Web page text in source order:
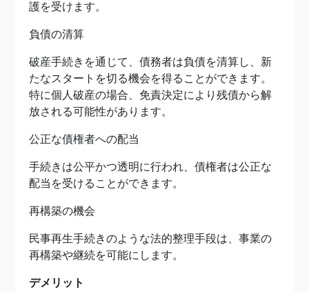
護を受けます。
負債の清算
破産手続きを通じて、債務者は負債を清算し、新
たなスタートを切る機会を得ることができます。
特に個人破産の場合、免責決定により残債から解
放される可能性があります。
公正な債権者への配当
手続きは公平かつ透明に行われ、債権者は公正な
配当を受けることができます。
再構築の機会
民事再生手続きのような法的整理手段は、事業の
再構築や継続を可能にします。
デメリット